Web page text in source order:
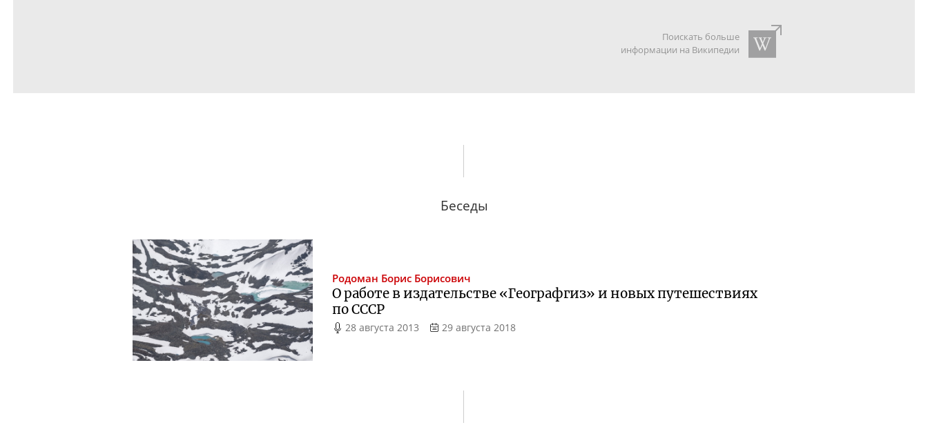
Поискать больше
информации на Википедии
Беседы
Родоман Борис Борисович
О работе в издательстве «Географгиз» и новых путешествиях
по СССР
28 августа 2013 29 августа 2018